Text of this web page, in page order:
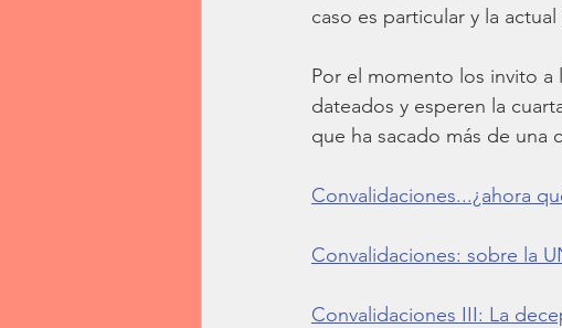
caso es particular y la
Por el momento los invito
dateados y esperen la
que ha sacado más de una
Convalidaciones...¿ahora
Convalidaciones: sobre la
Convalidaciones III: La